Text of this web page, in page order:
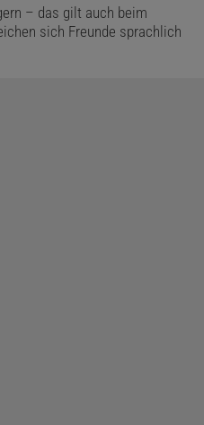
für deutlich weniger
– das gilt auch beim
sich Freunde sprachlich